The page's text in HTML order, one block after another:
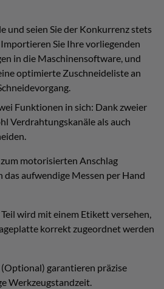
und seien Sie der Konkurrenz stets
Sie Ihre vorliegenden
in die Maschinensoftware, und
optimierte Zuschneideliste an
Funktionen in sich: Dank zweier
Verdrahtungskanäle als auch
motorisierten Anschlag
das aufwendige Messen per Hand
wird mit einem Etikett versehen,
korrekt zugeordnet werden
garantieren präzise
Werkzeugstandzeit.